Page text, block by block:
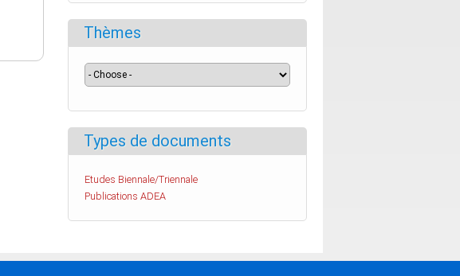
Thèmes
Types de documents
Etudes Biennale/Triennale
Publications ADEA